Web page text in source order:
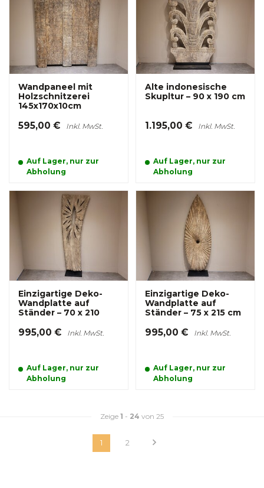
Wandpaneel mit
Holzschnitzerei
145x170x10cm
595,00 € Inkl. MwSt.
Auf Lager, nur zur
Abholung
Alte indonesische
Skupltur – 90 x 190 cm
1.195,00 € Inkl. MwSt.
Auf Lager, nur zur
Abholung
Einzigartige Deko-
Wandplatte auf
Ständer – 70 x 210
995,00 € Inkl. MwSt.
Auf Lager, nur zur
Abholung
Einzigartige Deko-
Wandplatte auf
Ständer – 75 x 215 cm
995,00 € Inkl. MwSt.
Auf Lager, nur zur
Abholung
Zeige 1 - 24 von 25
1 2